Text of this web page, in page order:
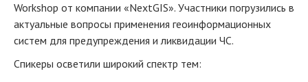
Workshop от компании «NextGIS». Участники погрузились в
актуальные вопросы применения геоинформационных
систем для предупреждения и ликвидации ЧС.
Спикеры осветили широкий спектр тем: